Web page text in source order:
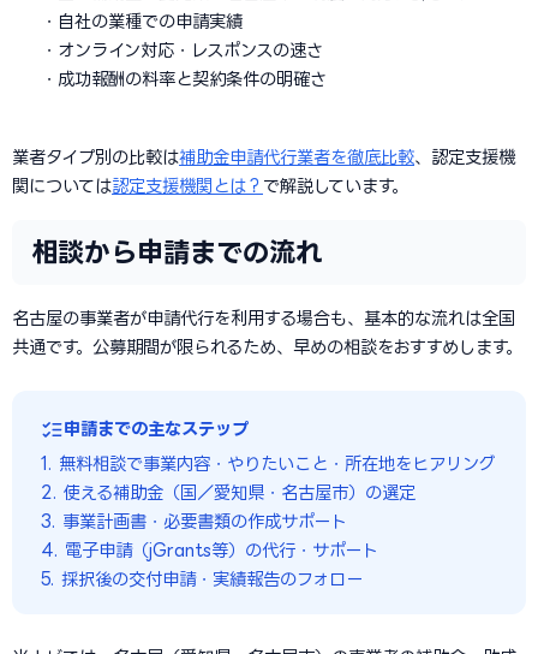
・自社の業種での申請実績
・オンライン対応・レスポンスの速さ
・成功報酬の料率と契約条件の明確さ
業者タイプ別の比較は補助金申請代行業者を徹底比較、認定支援機
関については認定支援機関とは？ で解説しています。
相談から申請までの流れ
名古屋の事業者が申請代行を利用する場合も、基本的な流れは全国
共通です。公募期間が限られるため、早めの相談をおすすめします。
申請までの主なステップ
1. 無料相談で事業内容・やりたいこと・所在地をヒアリング
2. 使える補助金（国／愛知県・名古屋市）の選定
3. 事業計画書・必要書類の作成サポート
4. 電子申請（jGrants等）の代行・サポート
5. 採択後の交付申請・実績報告のフォロー